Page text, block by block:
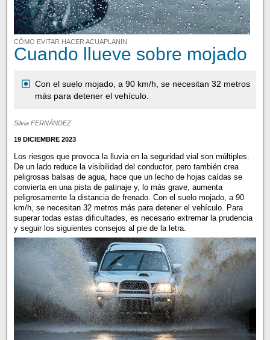
CÓMO EVITAR HACER ACUAPLANIN
Cuando llueve sobre mojado
Con el suelo mojado, a 90 km/h, se necesitan 32 metros
más para detener el vehículo.
Silvia FERNÁNDEZ
19 DICIEMBRE 2023
Los riesgos que provoca la lluvia en la seguridad vial son múltiples.
De un lado reduce la visibilidad del conductor, pero también crea
peligrosas balsas de agua, hace que un lecho de hojas caídas se
convierta en una pista de patinaje y, lo más grave, aumenta
peligrosamente la distancia de frenado. Con el suelo mojado, a 90
km/h, se necesitan 32 metros más para detener el vehículo. Para
superar todas estas dificultades, es necesario extremar la prudencia
y seguir los siguientes consejos al pie de la letra.